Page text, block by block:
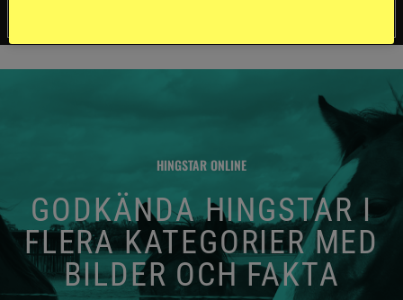
HINGSTAR ONLINE
GODKÄNDA HINGSTAR I
FLERA KATEGORIER MED
BILDER OCH FAKTA